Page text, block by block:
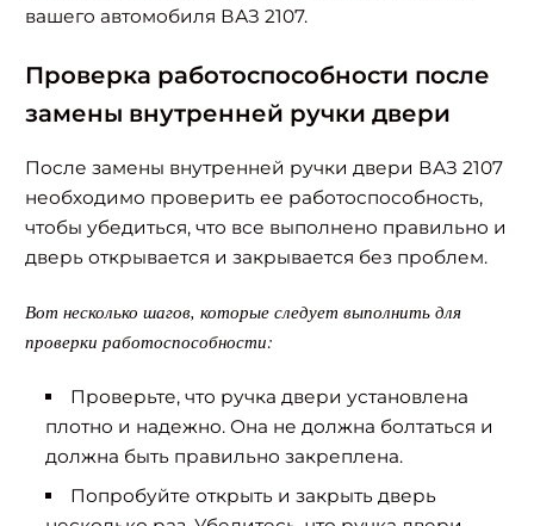
вашего автомобиля ВАЗ 2107.
Проверка работоспособности после
замены внутренней ручки двери
После замены внутренней ручки двери ВАЗ 2107
необходимо проверить ее работоспособность,
чтобы убедиться, что все выполнено правильно и
дверь открывается и закрывается без проблем.
Вот несколько шагов, которые следует выполнить для
проверки работоспособности:
Проверьте, что ручка двери установлена
плотно и надежно. Она не должна болтаться и
должна быть правильно закреплена.
Попробуйте открыть и закрыть дверь
Найти: